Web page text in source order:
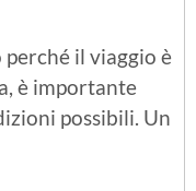
il viaggio è
è importante
possibili. Un